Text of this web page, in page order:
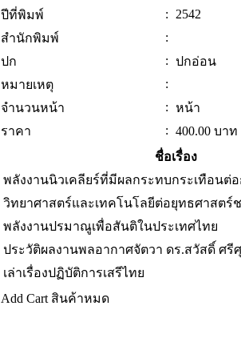
ปีที่พิมพ์
: 2542
สำนักพิมพ์
:
ปก
: ปกอ่อน
หมายเหตุ
:
จำนวนหน้า
: หน้า
ราคา
: 400.00 บาท
ชื่อเรื่อง
พลังงานนิวเคลียร์ที่มีผลกระทบกระเทือนต่
วิทยาศาสตร์และเทคโนโลยีต่อยุทธศาสตร์
พลังงานปรมาณูเพื่อสันติในประเทศไทย
ประวัติผลงานพลอากาศจัตวา ดร.สวัสดิ์ ศรี
เล่าเรื่องปฏิบัติการเสรีไทย
Add Cart สินค้าหมด